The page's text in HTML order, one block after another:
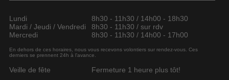
Lundi
8h30 - 11h30 / 14h00 - 18h30
Mardi / Jeudi / Vendredi
8h30 - 11h30 / sur rdv
Mercredi
8h30 - 11h30 / 14h00 - 17h00
En dehors de ces horaires, nous vous recevons volontiers sur rendez-vous. Ces
derniers se prennent 24h à l’avance.
Veille de fête Fermeture 1 heure plus tôt!